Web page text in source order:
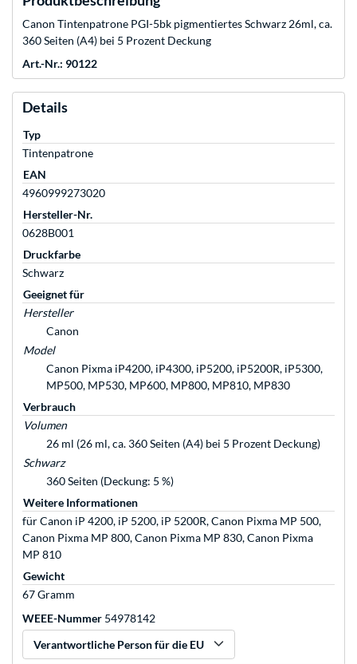
Canon Tintenpatrone PGI-5bk pigmentiertes Schwarz 26ml, ca.
360 Seiten (A4) bei 5 Prozent Deckung
Art.-Nr.: 90122
Details
Typ
Tintenpatrone
EAN
4960999273020
Hersteller-Nr.
0628B001
Druckfarbe
Schwarz
Geeignet für
Hersteller
Canon
Model
Canon Pixma iP4200, iP4300, iP5200, iP5200R, iP5300,
MP500, MP530, MP600, MP800, MP810, MP830
Verbrauch
Volumen
26 ml (26 ml, ca. 360 Seiten (A4) bei 5 Prozent Deckung)
Schwarz
360 Seiten (Deckung: 5 %)
Weitere Informationen
für Canon iP 4200, iP 5200, iP 5200R, Canon Pixma MP 500,
Canon Pixma MP 800, Canon Pixma MP 830, Canon Pixma
MP 810
Gewicht
67 Gramm
WEEE-Nummer 54978142
Verantwortliche Person für die EU